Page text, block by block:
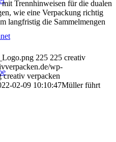
Trennhinweisen für die dualen
wie eine Verpackung richtig
langfristig die Sammelmengen
225 225 creativ
wp-
creativ verpacken
02-09 10:10:47Müller führt